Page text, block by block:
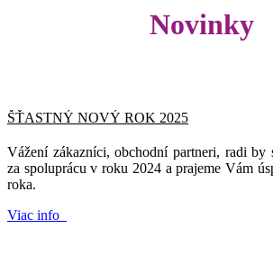
Novinky
ŠŤASTNÝ NOVÝ ROK 2025
Vážení zákazníci, obchodní partneri, radi by
za spoluprácu v roku 2024 a prajeme Vám
roka.
Viac info